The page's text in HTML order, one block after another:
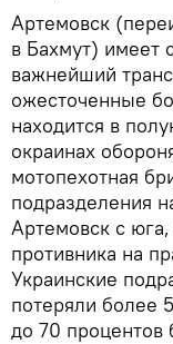
Артемовск
в Бахмут) имеет
важнейший
ожесточенные
находится в
окраинах
мотопехотная
подразделения
Артемовск с
противника на
Украинские
потеряли более
до 70 процентов